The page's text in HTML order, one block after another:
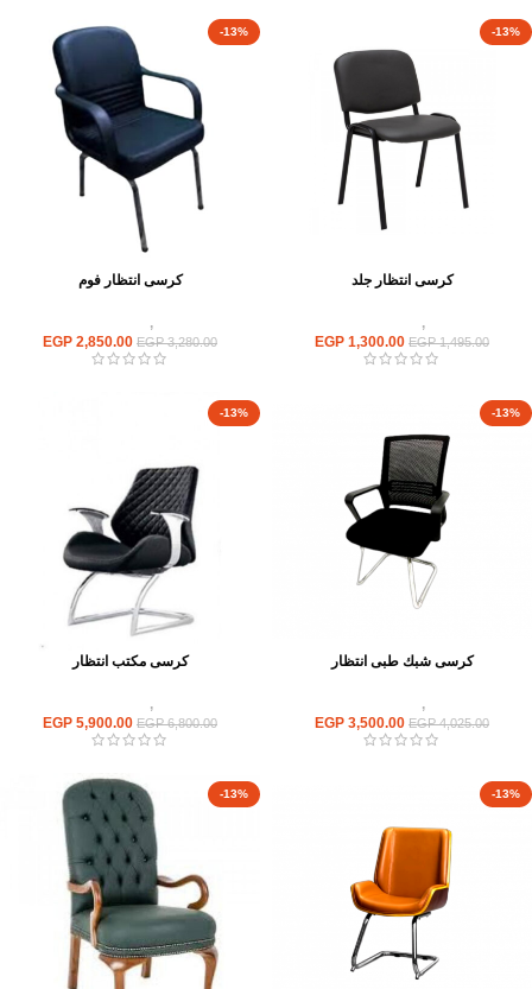
-13%
كرسى انتظار جلد
,
EGP1,495.00
EGP 1,300.00
-13%
كرسى انتظار فوم
,
EGP3,280.00
EGP 2,850.00
-13%
كرسى شبك طبى انتظار
,
EGP4,025.00
EGP 3,500.00
-13%
كرسى مكتب انتظار
,
EGP6,800.00
EGP 5,900.00
-13%
-13%